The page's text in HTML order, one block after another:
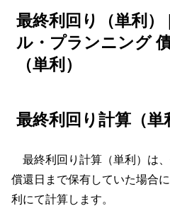
最終利回り（単利
ル・プランニング
（単利）
最終利回り計算（単
最終利回り計算（単利）は
償還日まで保有していた場合
利にて計算します。